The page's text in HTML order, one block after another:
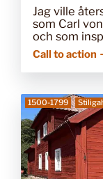
Jag ville
som Carl
och som
Call to action
1500-1799